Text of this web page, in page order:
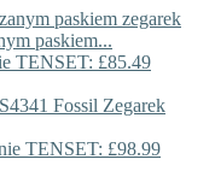
paskiem...
TENSET: £85.49
Fossil Zegarek
TENSET: £98.99